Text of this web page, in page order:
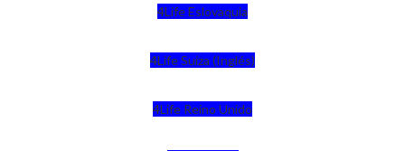
4Life Eslovaquia
4Life Suiza (Inglés)
4Life Reino Unido